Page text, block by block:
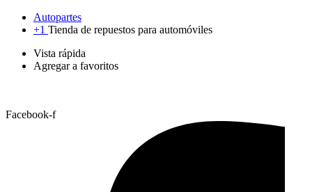
Autopartes
+1 Tienda de repuestos para automóviles
Vista rápida
Agregar a favoritos
Facebook-f